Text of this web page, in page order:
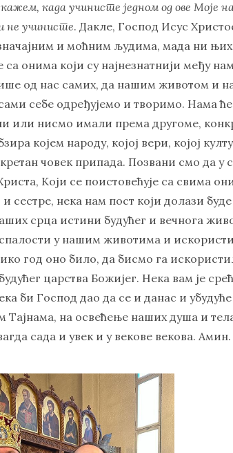
када учинисте једном од ове Моје
не учинисте. Дакле, Господ Исус
и моћним људима, мада ни
са онима који су најнезнатнији међу
од нас самих, да нашим животом и
себе одређујемо и творимо. Нама ће
или нисмо имали према другоме,
којем народу, којој вери, којој
човек припада. Позвани смо да у
Који се поистовећује са свима
сестре, нека нам пост који долази
срца истини будућег и вечнога
у нашим животима и
год оно било, да бисмо га
царства Божијег. Нека вам је
би Господ дао да се и данас и убудуће
на освећење наших душа и
сада и увек и у векове векова. Амин.